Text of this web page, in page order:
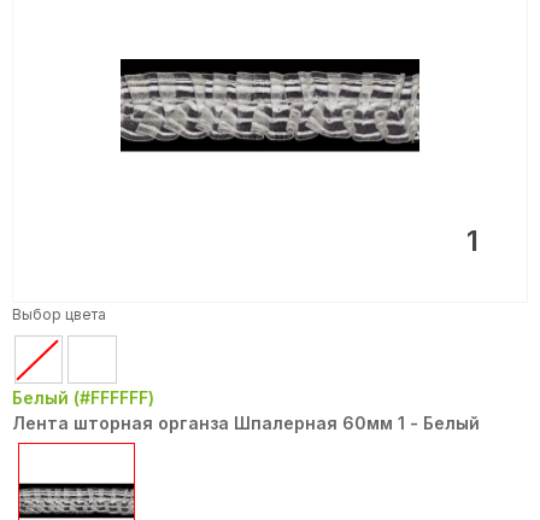
1
Выбор цвета
Белый (#FFFFFF)
Лента шторная органза Шпалерная 60мм 1 - Белый